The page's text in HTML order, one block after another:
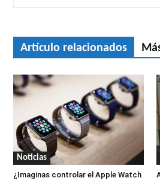
Artículo relacionados
Noticias
¿Imaginas controlar el Apple Watch